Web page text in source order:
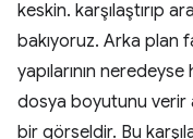
keskin. karşılaştırıp
bakıyoruz. Arka plan
yapılarının
dosya boyutunu verir
bir görseldir. Bu